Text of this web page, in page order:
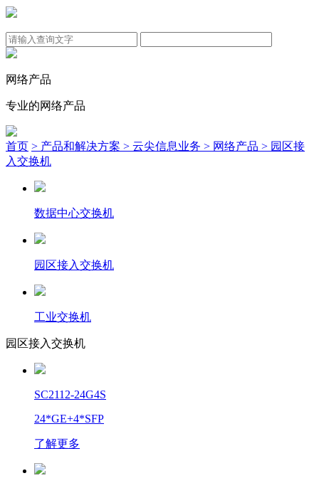
网络产品
专业的网络产品
首页 > 产品和解决方案 > 云尖信息业务 > 网络产品 > 园区接
入交换机
数据中心交换机
园区接入交换机
工业交换机
园区接入交换机
SC2112-24G4S
24*GE+4*SFP
了解更多